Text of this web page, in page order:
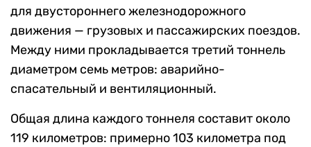
для двустороннего железнодорожного
движения — грузовых и пассажирских поездов.
Между ними прокладывается третий тоннель
диаметром семь метров: аварийно-
спасательный и вентиляционный.
Общая длина каждого тоннеля составит около
119 километров: примерно 103 километра под